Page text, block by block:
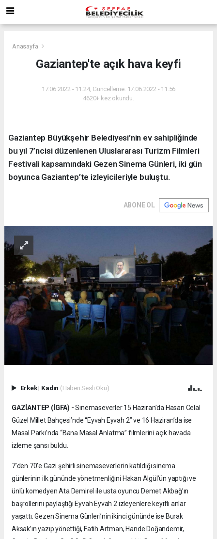
Anasayfa
Gaziantep'te açık hava keyfi
17.06.2022 - 11:24, Güncelleme: 17.06.2022 - 11:56
4620+ kez okundu.
Gaziantep Büyükşehir Belediyesi’nin ev sahipliğinde
bu yıl 7’ncisi düzenlenen Uluslararası Turizm Filmleri
Festivali kapsamındaki Gezen Sinema Günleri, iki gün
boyunca Gaziantep’te izleyicileriyle buluştu.
ABONE OL
Erkek| Kadın (Haberi Sesli Oku)
GAZİANTEP (İGFA) -Sinemaseverler 15 Haziran’da Hasan Celal
Güzel Millet Bahçesi’nde “Eyvah Eyvah 2” ve 16 Haziran’da ise
Masal Parkı’nda “Bana Masal Anlatma” filmlerini açık havada
izleme şansı buldu.
7’den 70’e Gazi şehirli sinemaseverlerin katıldığı sinema
günlerinin ilk gününde yönetmenliğini Hakan Algül’ün yaptığı ve
ünlü komedyen Ata Demirel ile usta oyuncu Demet Akbağ’ın
başrollerini paylaştığı Eyvah Eyvah 2 izleyenlere keyifli anlar
yaşattı. Gezen Sinema Günleri’nin ikinci gününde ise Burak
Aksak’ın yazıp yönettiği, Fatih Artman, Hande Doğandemir,